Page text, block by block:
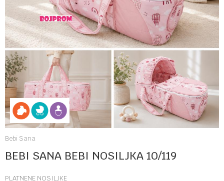
Bebi Sana
BEBI SANA BEBI NOSILJKA 10/119
PLATNENE NOSILJKE